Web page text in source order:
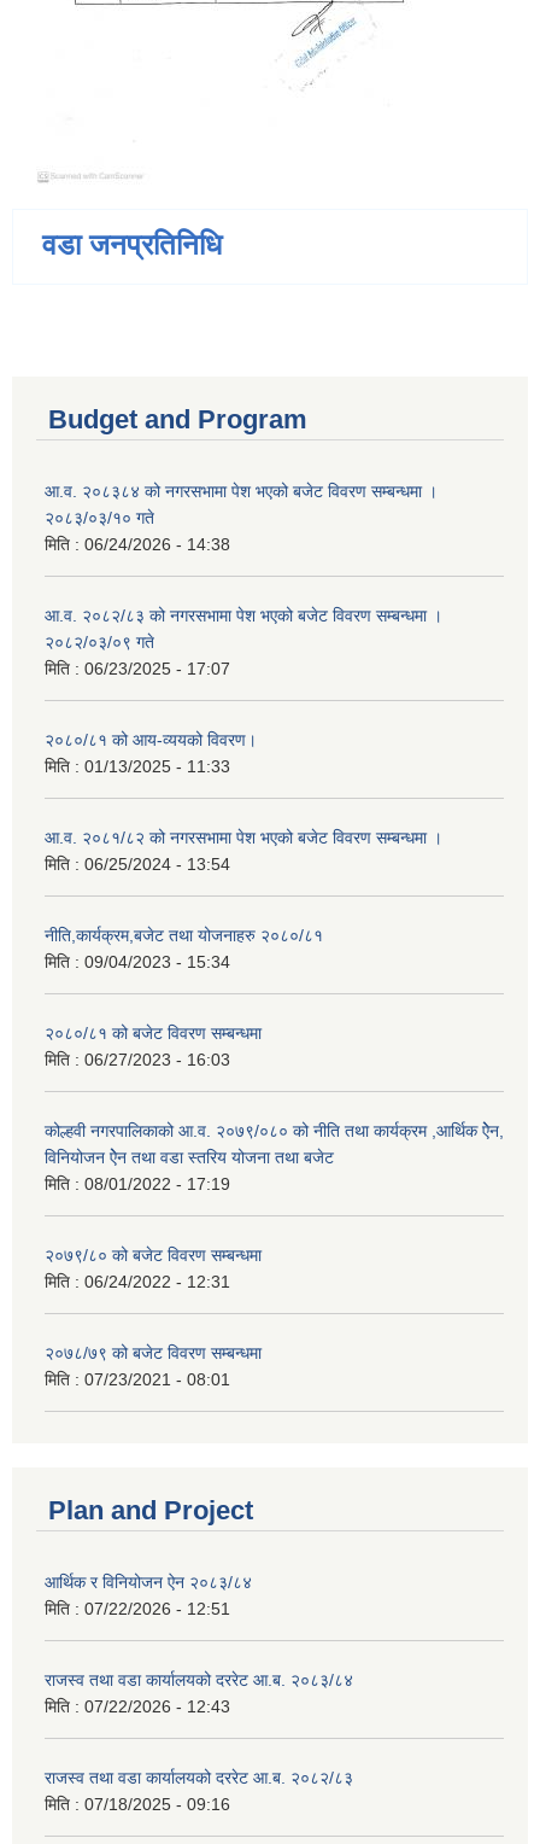
वडा जनप्रतिनिधि
Budget and Program
आ.व. २०८३८४ को नगरसभामा पेश भएको बजेट विवरण सम्बन्धमा ।
२०८३/०३/१० गते
मिति : 06/24/2026 - 14:38
आ.व. २०८२/८३ को नगरसभामा पेश भएको बजेट विवरण सम्बन्धमा ।
२०८२/०३/०९ गते
मिति : 06/23/2025 - 17:07
२०८०/८१ को आय-व्ययको विवरण।
मिति : 01/13/2025 - 11:33
आ.व. २०८१/८२ को नगरसभामा पेश भएको बजेट विवरण सम्बन्धमा ।
मिति : 06/25/2024 - 13:54
नीति,कार्यक्रम,बजेट तथा योजनाहरु २०८०/८१
मिति : 09/04/2023 - 15:34
२०८०/८१ को बजेट विवरण सम्बन्धमा
मिति : 06/27/2023 - 16:03
कोल्हवी नगरपालिकाको आ.व. २०७९/०८० को नीति तथा कार्यक्रम ,आर्थिक ऐेन,
विनियोजन ऐेन तथा वडा स्तरिय योजना तथा बजेट
मिति : 08/01/2022 - 17:19
२०७९/८० को बजेट विवरण सम्बन्धमा
मिति : 06/24/2022 - 12:31
२०७८/७९ को बजेट विवरण सम्बन्धमा
मिति : 07/23/2021 - 08:01
Plan and Project
आर्थिक र विनियोजन ऐन २०८३/८४
मिति : 07/22/2026 - 12:51
राजस्व तथा वडा कार्यालयको दररेट आ.ब. २०८३/८४
मिति : 07/22/2026 - 12:43
राजस्व तथा वडा कार्यालयको दररेट आ.ब. २०८२/८३
मिति : 07/18/2025 - 09:16